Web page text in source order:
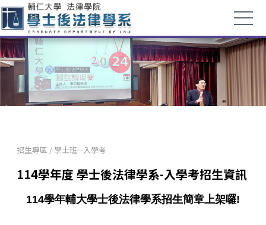
招生專區 /學士班--入學考
114學年度 學士後法律學系-入學考招生資訊
114學年輔大學士後法律學系招生簡章上架囉!